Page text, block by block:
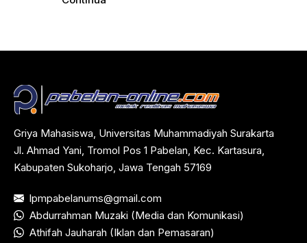
Griya Mahasiswa, Universitas Muhammadiyah Surakarta
Jl. Ahmad Yani, Tromol Pos 1 Pabelan, Kec. Kartasura,
Kabupaten Sukoharjo, Jawa Tengah 57169
lpmpabelanums@gmail.com
Abdurrahman Muzaki (Media dan Komunikasi)
Athifah Jauharah (Iklan dan Pemasaran)